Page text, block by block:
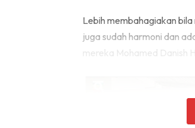
Lebih membahagiakan
juga sudah harmoni dan
mereka Mohamed Danish